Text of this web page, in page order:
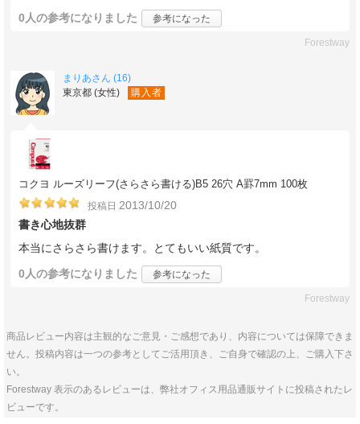
0人の参考になりました 参考になった
Forestway
まりあさん (16)
東京都 (女性)
購入者
コクヨ ルーズリーフ(さらさら書ける)B5 26穴 A罫7mm 100枚
投稿日 2013/10/20
書き心地抜群
本当にさらさら書けます。とてもいい紙質です。
0人の参考になりました 参考になった
Forestway
商品レビュー内容は主観的なご意見・ご感想であり、内容については保障できま
せん。投稿内容は一つの参考としてご活用頂き、ご自身で確認の上、ご購入下さ
い。
Forestway 表示のあるレビューは、弊社オフィス用品通販サイトに投稿されたレ
ビューです。